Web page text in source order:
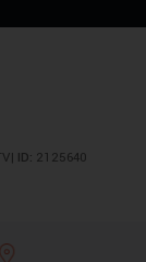
ID: 2125640